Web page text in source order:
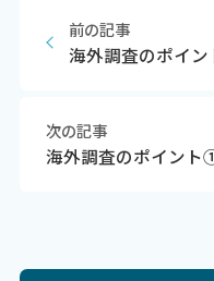
前の記事
海外調査のポイ
次の記事
海外調査のポイン